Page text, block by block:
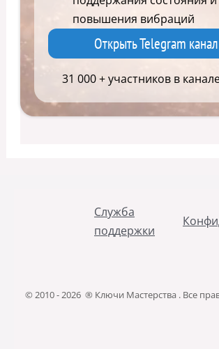
повышения вибраций
Открыть Telegram канал
31 000 + участников в
Служба
поддержки
© 2010 - 2026 ® Ключи Мастерства . Все